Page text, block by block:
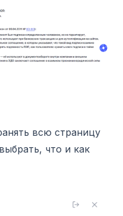
всю страницу
что и как